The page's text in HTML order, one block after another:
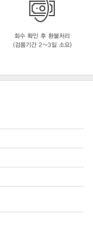
회수 확인 후 환불처리
(검품기간 2~3일 소요)